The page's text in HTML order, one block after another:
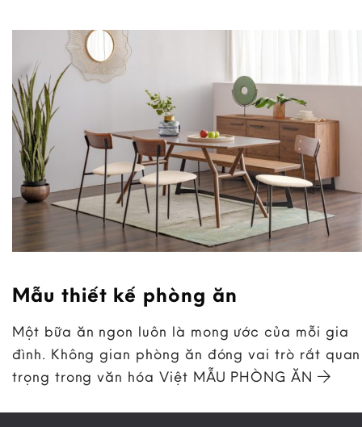
Mẫu thiết kế phòng ăn
Một bữa ăn ngon luôn là mong ước của mỗi gia
đình. Không gian phòng ăn đóng vai trò rất quan
trọng trong văn hóa Việt MẪU PHÒNG ĂN